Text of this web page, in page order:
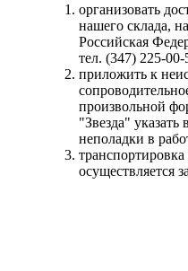
организовать
нашего склада,
Российская
тел. (347) 225-
приложить к
произвольной
"Звезда"
неполадки в
осуществляется